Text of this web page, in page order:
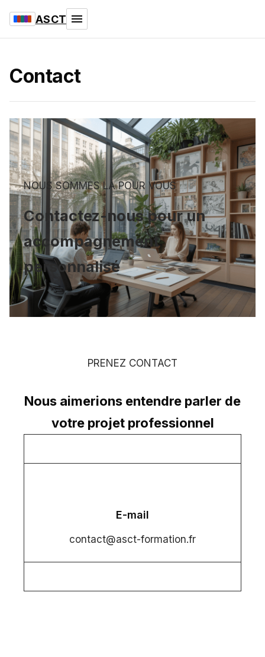
ASCT
Contact
NOUS SOMMES LÀ POUR VOUS
Contactez-nous pour un
accompagnement
personnalisé
PRENEZ CONTACT
Nous aimerions entendre parler de
votre projet professionnel
E-mail
contact@asct-formation.fr